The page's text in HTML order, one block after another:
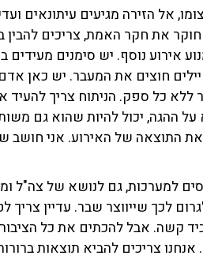
אל הזירה מגיעים עיתונאים
את חקר האמת, צריכים להבין
אירוע נוסף. יש סימנים
חוצים את המעבר. יש כאן
כל ספק. הניתוח צריך להעיד
ההגה, יכול להיות שהוא גם
התוצאה של האירוע. אני חושב
למערכות, גם לנושא של צה"ל
לכך שייווצר שבר. עדיין צריך
קשה. אבל להכתים את כל
צריכים להביא תוצאות